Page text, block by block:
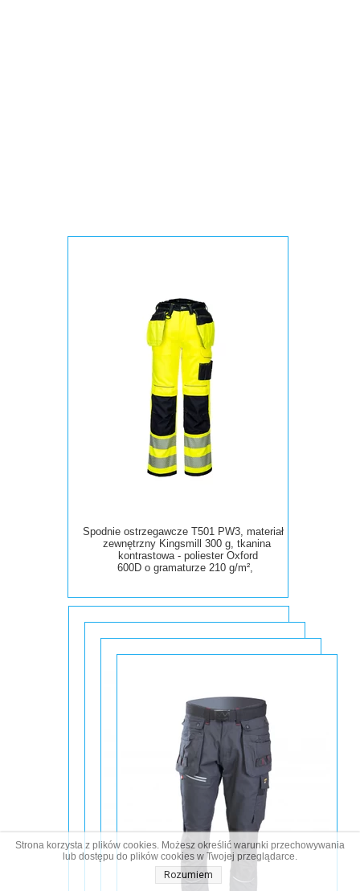
Spodnie ostrzegawcze T501 PW3, materiał
zewnętrzny Kingsmill 300 g, tkanina
kontrastowa - poliester Oxford
600D o gramaturze 210 g/m²,
Strona korzysta z plików cookies. Możesz określić warunki przechowywania
lub dostępu do plików cookies w Twojej przeglądarce.
Rozumiem